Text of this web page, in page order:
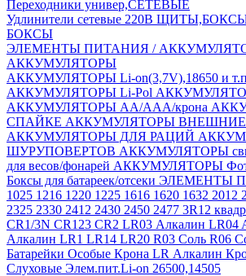
Переходники универ,СЕТЕВЫЕ
Удлинители сетевые 220В
БОКСЫ
ЭЛЕМЕНТЫ ПИТАНИЯ /
АККУМУЛЯТОРЫ
АККУМУЛЯТОРЫ Li-on(3,7V),18650 и т.п
АККУМУЛЯТОРЫ Li-Pol
АККУМУЛЯТОРЫ АА/ААА/крона
СПАЙКЕ АККУМУЛЯТОРЫ ВНЕШНИЕ
АККУМУЛЯТОРЫ ДЛЯ РАЦИЙ
ШУРУПОВЕРТОВ АККУМУЛЯТОРЫ
для весов/фонарей АККУМУЛЯТОРЫ
Боксы для батареек/отсеки ЭЛЕМЕНТЫ
1025 1216 1220 1225 1616 1620 1632 2012
2325 2330 2412 2430 2450 2477 3R12
CR1/3N CR123 CR2 LR03 Алкалин LR04
Алкалин LR1 LR14 LR20 R03 Соль R06
Батарейки Особые Крона LR Алкалин
Слуховые Элем.пит.Li-on 26500,14505